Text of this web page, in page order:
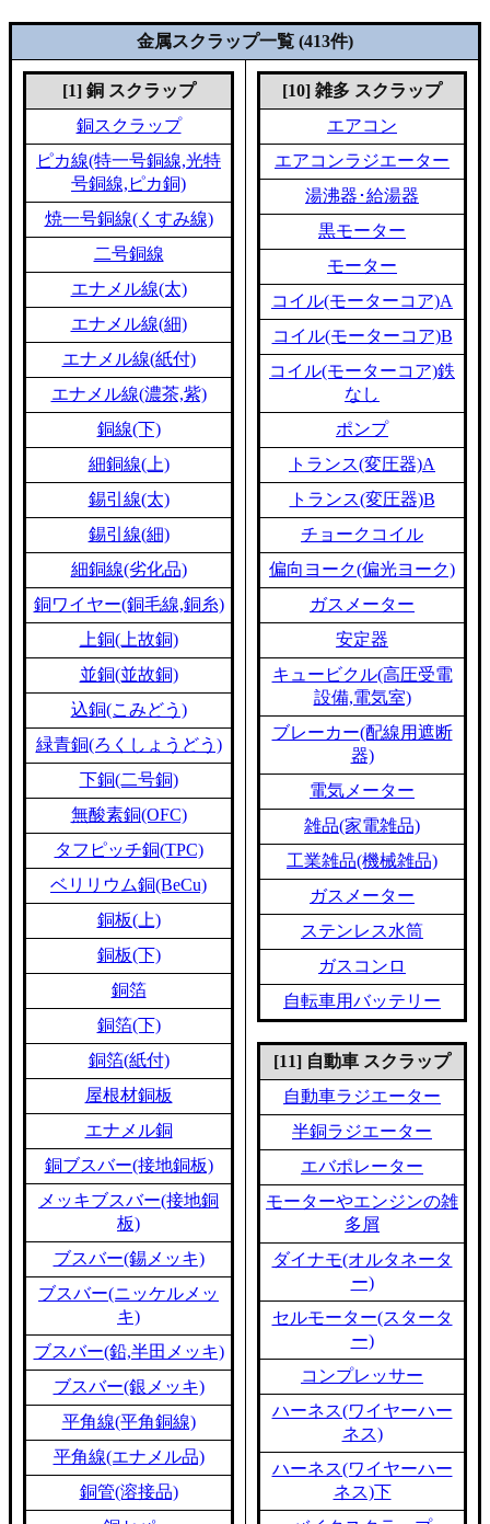
金属スクラップ一覧 (413件)
[1] 銅 スクラップ
銅スクラップ
ピカ線(特一号銅線,光特
号銅線,ピカ銅)
焼一号銅線(くすみ線)
二号銅線
エナメル線(太)
エナメル線(細)
エナメル線(紙付)
エナメル線(濃茶,紫)
銅線(下)
細銅線(上)
錫引線(太)
錫引線(細)
細銅線(劣化品)
銅ワイヤー(銅毛線,銅糸)
上銅(上故銅)
並銅(並故銅)
込銅(こみどう)
緑青銅(ろくしょうどう)
下銅(二号銅)
無酸素銅(OFC)
タフピッチ銅(TPC)
ベリリウム銅(BeCu)
銅板(上)
銅板(下)
銅箔
銅箔(下)
銅箔(紙付)
屋根材銅板
エナメル銅
銅ブスバー(接地銅板)
メッキブスバー(接地銅
板)
ブスバー(錫メッキ)
ブスバー(ニッケルメッ
キ)
ブスバー(鉛,半田メッキ)
ブスバー(銀メッキ)
平角線(平角銅線)
平角線(エナメル品)
銅管(溶接品)
[10] 雑多 スクラップ
エアコン
エアコンラジエーター
湯沸器･給湯器
黒モーター
モーター
コイル(モーターコア)A
コイル(モーターコア)B
コイル(モーターコア)鉄
なし
ポンプ
トランス(変圧器)A
トランス(変圧器)B
チョークコイル
偏向ヨーク(偏光ヨーク)
ガスメーター
安定器
キュービクル(高圧受電
設備,電気室)
ブレーカー(配線用遮断
器)
電気メーター
雑品(家電雑品)
工業雑品(機械雑品)
ガスメーター
ステンレス水筒
ガスコンロ
自転車用バッテリー
[11] 自動車 スクラップ
自動車ラジエーター
半銅ラジエーター
エバポレーター
モーターやエンジンの雑
多屑
ダイナモ(オルタネータ
ー)
セルモーター(スタータ
ー)
コンプレッサー
ハーネス(ワイヤーハー
ネス)
ハーネス(ワイヤーハー
ネス)下